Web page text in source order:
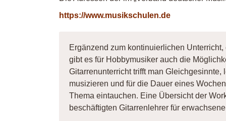
https://www.musikschulen.de
Ergänzend zum kontinuierlichen
gibt es für Hobbymusiker auch die
Gitarrenunterricht trifft man
musizieren und für die Dauer eines
Thema eintauchen. Eine Übersicht der
beschäftigten Gitarrenlehrer für